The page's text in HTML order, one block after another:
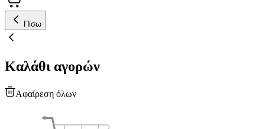
Πίσω
Καλάθι αγορών
Αφαίρεση όλων